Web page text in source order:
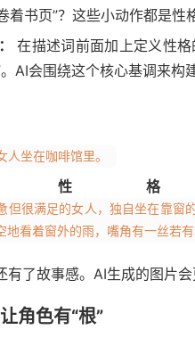
着书页”？这些小动作都是性
在描述词前面加上定义性
AI会围绕这个核心基调来构
人坐在咖啡馆里。
性
但很满足的女人，独自坐在靠窗
地看着窗外的雨，嘴角有一丝若有
了故事感。AI生成的图片
角色有“根”